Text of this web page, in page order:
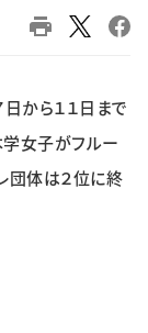
から１１日まで
女子がフルー
団体は２位に終